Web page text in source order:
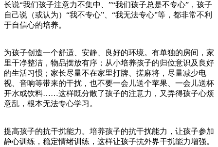
长说“我们孩子注意力不集中、”“我们孩子总是不专心”，孩子
自己说（或认为）“我不专心”、“我无法专心”等，都非常不利
于自信心的培养。
为孩子创造一个舒适、安静、良好的环境。有单独的房间，家
里干净整洁，物品摆放有序；从小培养孩子的归位意识及良好
的生活习惯；家长尽量不在家里打牌、搓麻将，尽量减少电
视、音响等带来的干扰，也不要一会儿送个苹果、一会儿送杯
开水或饮料……这样既分散了孩子的注意力，又弄得孩子心烦
意乱，根本无法专心学习。
提高孩子的抗干扰能力。培养孩子的抗干扰能力，让孩子参加
静心训练，稳定情绪训练，这样让孩子抗外界干扰能力增强。